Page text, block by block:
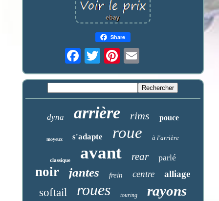
Share
dyna arrière rims pouce
moyeux s'adapte roue à l'arrière
classique avant rear parlé
noir jantes frein centre alliage
softail roues touring rayons